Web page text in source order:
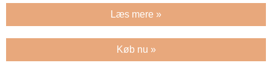
Læs mere »
Køb nu »